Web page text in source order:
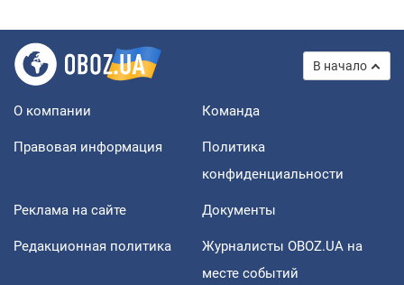
В начало
О компании Команда
Правовая информация
Политика
конфиденциальности
Реклама на сайте Документы
Редакционная политика
Журналисты OBOZ.UA на
месте событий